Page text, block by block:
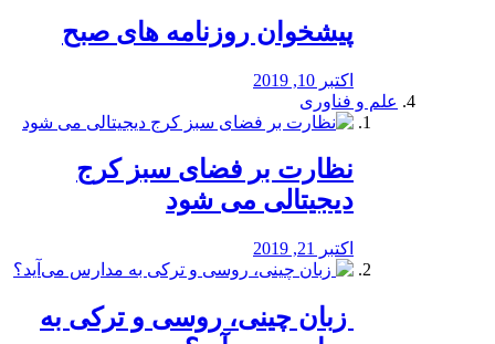
پیشخوان روزنامه های صبح
اکتبر 10, 2019
علم و فناوری
نظارت بر فضای سبز کرج
دیجیتالی می شود
اکتبر 21, 2019
️ زبان چینی، روسی و ترکی به